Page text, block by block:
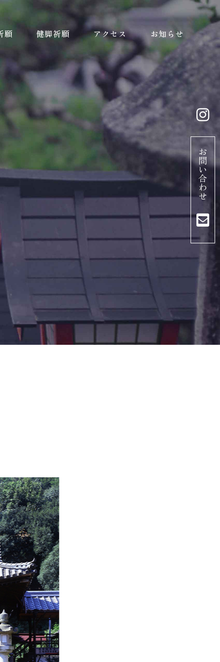
お
問
い
合
わ
せ
願 健脚祈願 アクセス お知らせ